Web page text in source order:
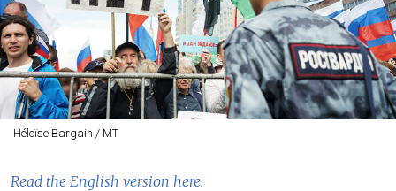
Héloïse Bargain / MT
Read the English version here.